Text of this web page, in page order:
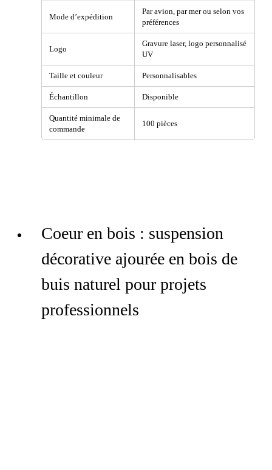
Mode d’expédition
Par avion, par mer ou selon vos
préférences
Logo
Gravure laser, logo personnalisé
UV
Taille et couleur Personnalisables
Échantillon Disponible
Quantité minimale de
commande
100 pièces
Coeur en bois : suspension
décorative ajourée en bois de
buis naturel pour projets
professionnels